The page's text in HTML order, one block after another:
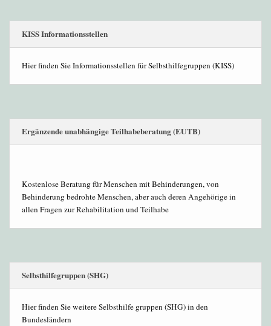
KISS Informationsstellen
Hier finden Sie Informationsstellen für Selbsthilfegruppen (KISS)
Ergänzende unabhängige Teilhabeberatung (EUTB)
Kostenlose Beratung für Menschen mit Behinderungen, von
Behinderung bedrohte Menschen, aber auch deren Angehörige in
allen Fragen zur Rehabilitation und Teilhabe
Selbsthilfegruppen (SHG)
Hier finden Sie weitere Selbsthilfe gruppen (SHG) in den
Bundesländern